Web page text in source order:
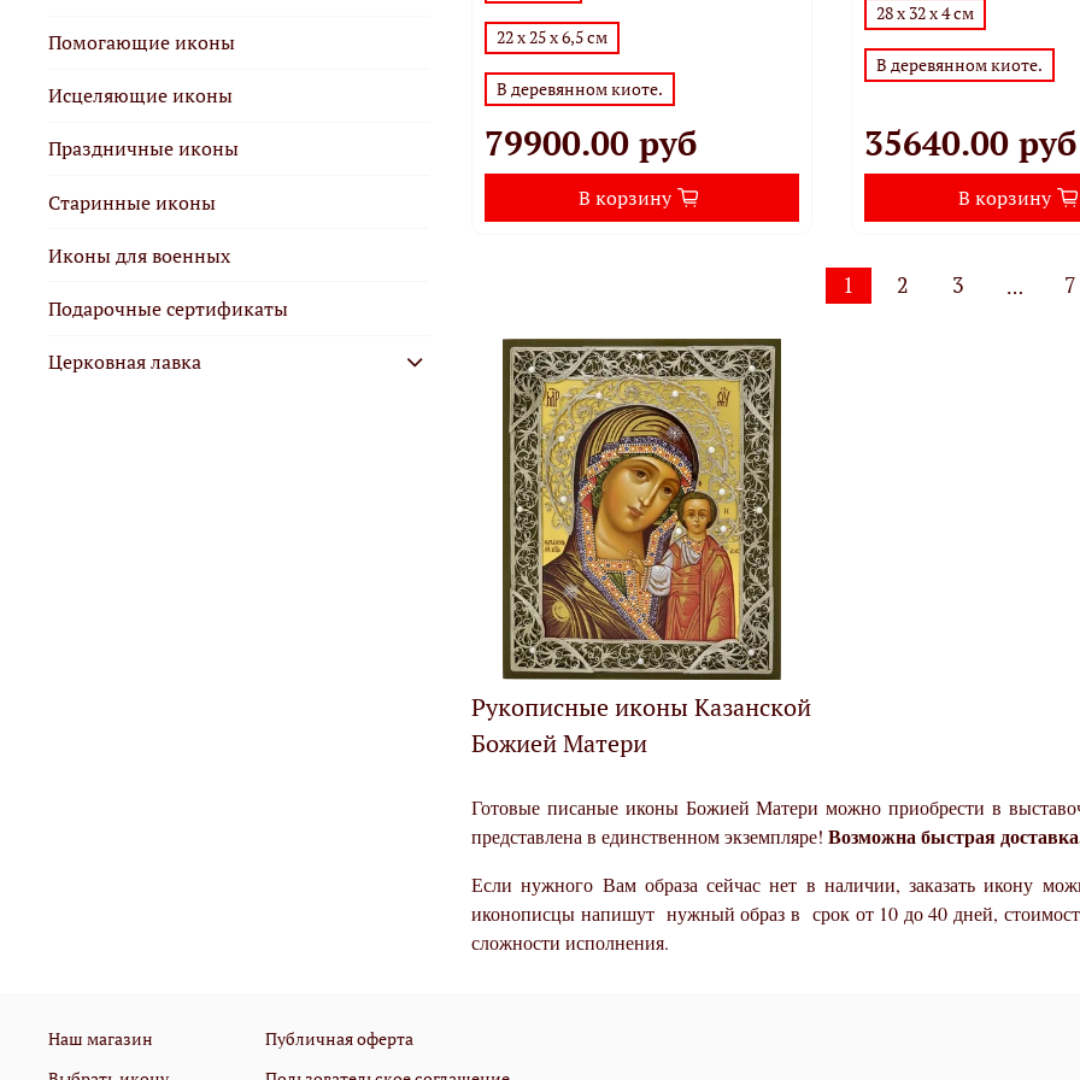
22 х 25 х 6,5 см
В деревянном киоте.
79900.00 руб
В корзину
28 х 32 х 4 см
В деревянном киоте.
35640.00 руб
В корзину
1 2 3 … 7
Рукописные иконы Казанской
Божией Матери
Готовые писаные иконы Божией Матери можно приобрести в
представлена в единственном экземпляре! Возможна быстрая
Если нужного Вам образа сейчас нет в наличии, заказать икону
иконописцы напишут нужный образ в срок от 10 до 40 дней,
сложности исполнения.
Помогающие иконы
Исцеляющие иконы
Праздничные иконы
Старинные иконы
Иконы для военных
Подарочные сертификаты
Церковная лавка
Наш магазин
Публичная оферта